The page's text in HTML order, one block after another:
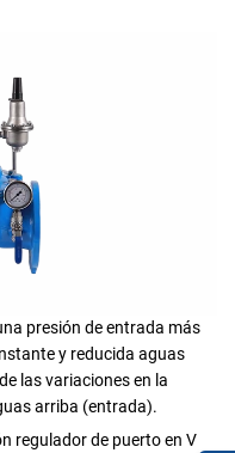
presión de entrada más
y reducida aguas
las variaciones en la
arriba (entrada).
regulador de puerto en V